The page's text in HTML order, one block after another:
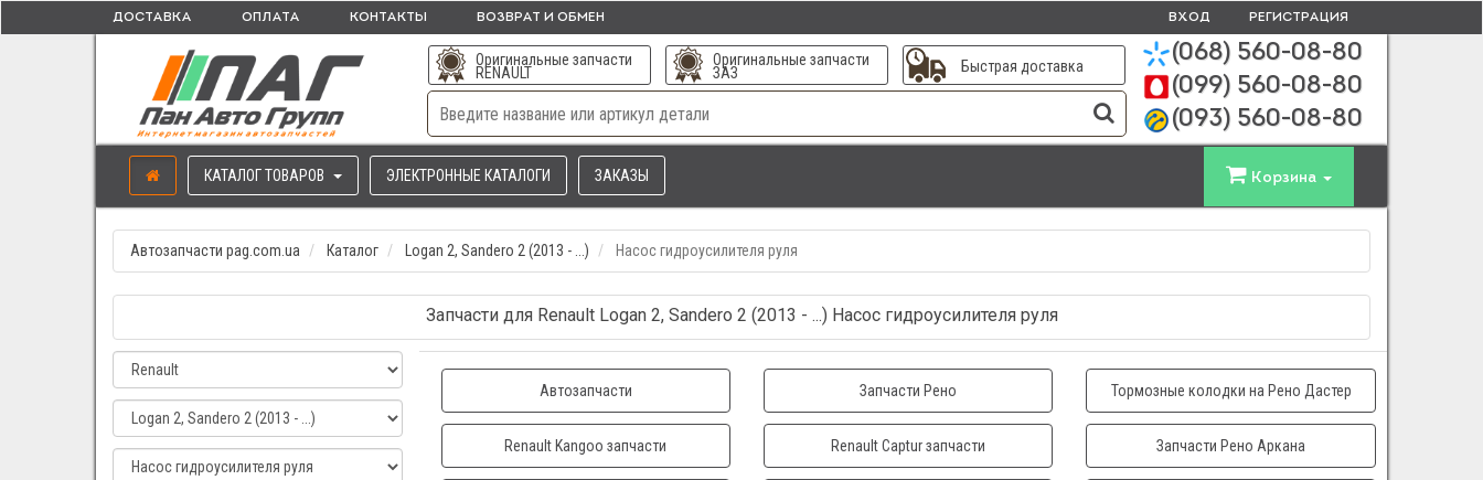
ДОСТАВКА ОПЛАТА КОНТАКТЫ ВОЗВРАТ И ОБМЕН ВХОД РЕГИСТРАЦИЯ
Оригинальные запчасти
RENAULT
Оригинальные запчасти
ЗАЗ Быстрая доставка (068) 560-08-80
(099) 560-08-80
(093) 560-08-80
КАТАЛОГ ТОВАРОВ ЭЛЕКТРОННЫЕ КАТАЛОГИ ЗАКАЗЫ Корзина
Автозапчасти pag.com.ua Каталог Logan 2, Sandero 2 (2013 - ...) Насос гидроусилителя руля
Запчасти для Renault Logan 2, Sandero 2 (2013 - ...) Насос гидроусилителя руля
Автозапчасти Запчасти Рено Тормозные колодки на Рено Дастер
Renault Kangoo запчасти Renault Captur запчасти Запчасти Рено Аркана